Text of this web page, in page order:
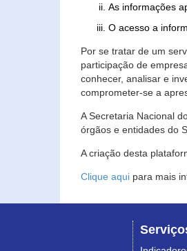
As informações
O acesso a
Por se tratar de um
participação de
conhecer, analisar e
comprometer-se a
A Secretaria Nacional
órgãos e entidades do
A criação desta
Clique aqui para mais